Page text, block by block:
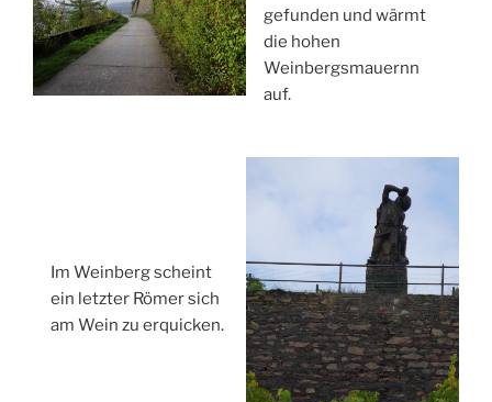
gefunden und wärmt
die hohen
Weinbergsmauernn
auf.
Im Weinberg scheint
ein letzter Römer sich
am Wein zu erquicken.